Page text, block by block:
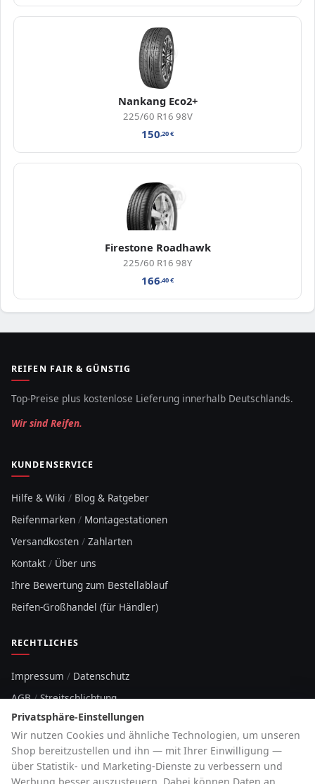
Nankang Eco2+
225/60 R16 98V
150,20€
Firestone Roadhawk
225/60 R16 98Y
166,40€
REIFEN FAIR & GÜNSTIG
Top-Preise plus kostenlose Lieferung innerhalb Deutschlands.
Wir sind Reifen.
KUNDENSERVICE
Hilfe & Wiki / Blog & Ratgeber
Reifenmarken / Montagestationen
Versandkosten / Zahlarten
Kontakt / Über uns
Ihre Bewertung zum Bestellablauf
Reifen-Großhandel (für Händler)
RECHTLICHES
Impressum / Datenschutz
AGB/Streitschlichtung
Sitemap
Cookie-Hinweis
HOTLINE
Privatsphäre-Einstellungen
Wir nutzen Cookies und ähnliche Technologien, um unseren
Shop bereitzustellen und ihn — mit Ihrer Einwilligung —
über Statistik- und Marketing-Dienste zu verbessern und